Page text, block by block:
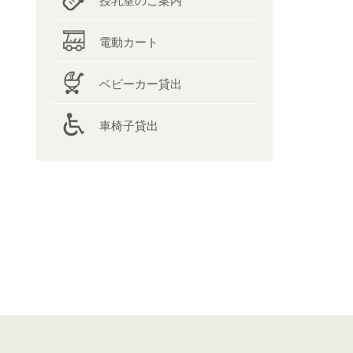
電動カート
ベビーカー貸出
車椅子貸出